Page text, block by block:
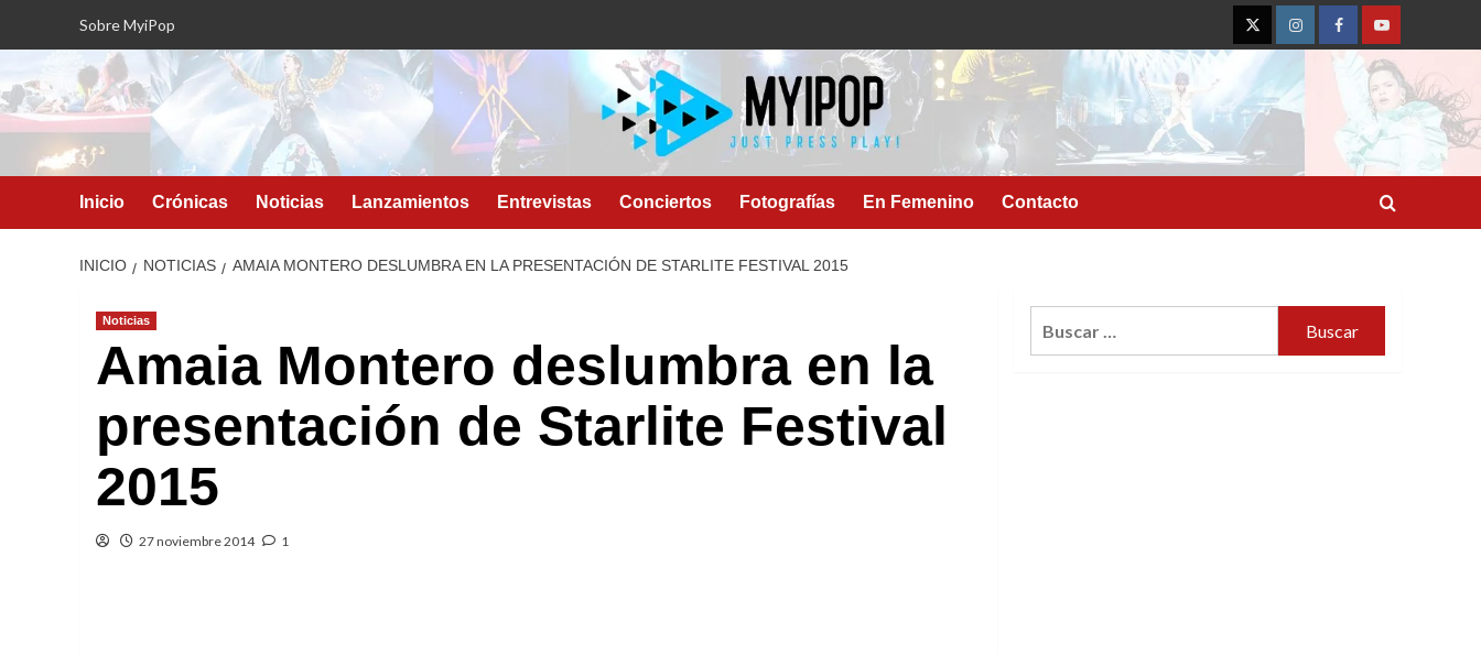
Sobre MyiPop
TwitterInstagramFacebookYouTube
Inicio Crónicas Noticias Lanzamientos Entrevistas Conciertos Fotografías En Femenino Contacto
INICIO NOTICIAS AMAIA MONTERO DESLUMBRA EN LA PRESENTACIÓN DE STARLITE FESTIVAL 2015
Noticias
Amaia Montero deslumbra en la
presentación de Starlite Festival
2015
27 noviembre 2014 1